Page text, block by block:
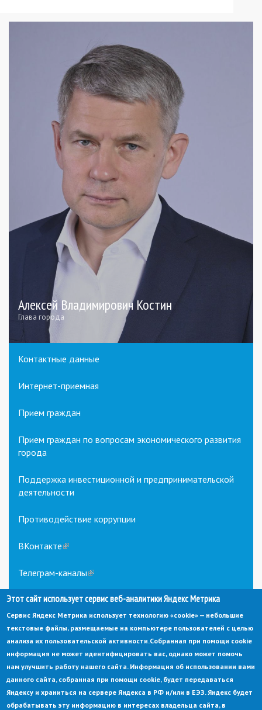
Алексей Владимирович Костин
Глава города
Контактные данные
Интернет-приемная
Прием граждан
Прием граждан по вопросам экономического развития
города
Поддержка инвестиционной и предпринимательской
деятельности
Противодействие коррупции
ВКонтакте(link
external)
Телеграм-каналы(link
external)
© Администрация города Заречный
Электронная почта:
adm@zarechny.zato.ru
Этот сайт использует сервис веб-аналитики Яндекс Метрика
Сервис Яндекс Метрика использует технологию «cookie» — небольшие
текстовые файлы, размещаемые на компьютере пользователей с целью
анализа их пользовательской активности.Собранная при помощи cookie
информация не может идентифицировать вас, однако может помочь
нам улучшить работу нашего сайта. Информация об использовании вами
данного сайта, собранная при помощи cookie, будет передаваться
Яндексу и храниться на сервере Яндекса в РФ и/или в ЕЭЗ. Яндекс будет
обрабатывать эту информацию в интересах владельца сайта, в